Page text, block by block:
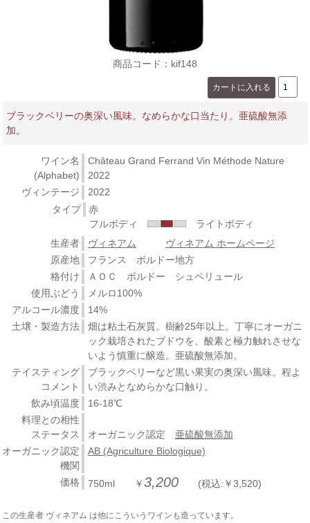
商品コード：kif148
ブラックベリーの奥深い風味。なめらかな口当たり。亜硫酸無添
加。
ワイン名
(Alphabet)
Château Grand Ferrand Vin Méthode Nature
2022
ヴィンテージ
2022
タイプ
赤
フルボディ
ライトボディ
生産者
ヴィネアム
ヴィネアム ホームページ
原産地
フランス ボルドー地方
格付け
ＡＯＣ ボルドー シュペリュール
使用ぶどう
メルロ100%
アルコール濃度
14%
土壌・製造方法
畑は粘土石灰質。樹齢25年以上。丁寧にオーガニ
ック栽培されたブドウを、酸素と極力触れさせな
いよう慎重に醸造。亜硫酸無添加。
テイスティング
コメント
ブラックベリーなど黒い果実の奥深い風味。程よ
い渋みとなめらかな口触り。
飲み頃温度
16-18℃
料理との相性
ステータス
オーガニック認定 亜硫酸無添加
オーガニック認定
機関
AB (Agriculture Biologique)
価格 750ml ￥3,200 (税込:￥3,520)
この生産者 ヴィネアム は他にこういうワインも造っています。